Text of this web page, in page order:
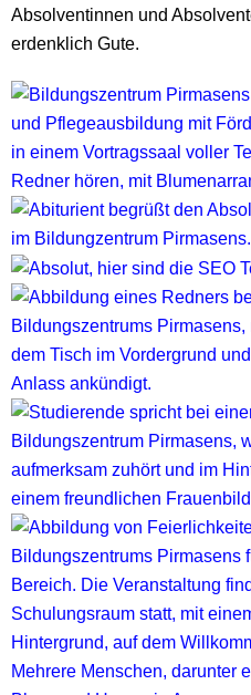
Absolventinnen und
erdenklich Gute.